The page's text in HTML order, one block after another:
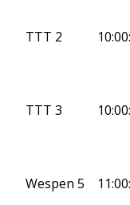
TTT 2
TTT 3
Wespen 5